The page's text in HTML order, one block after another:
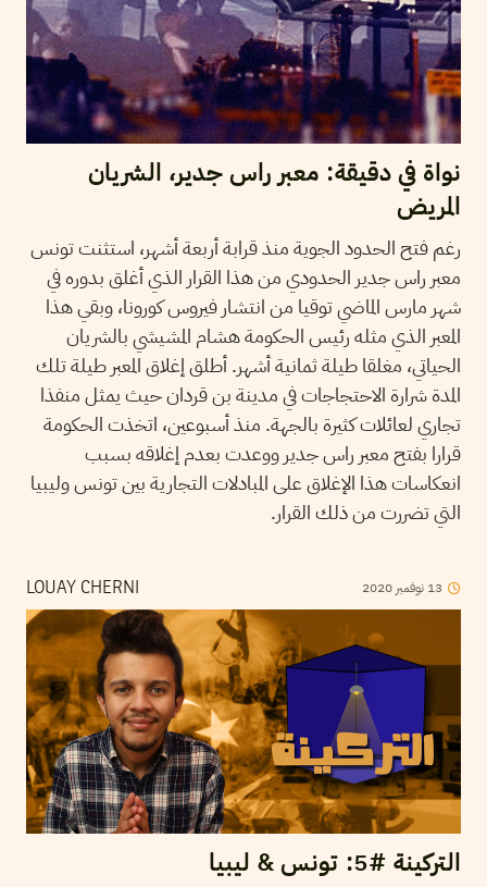
نواة في دقيقة: معبر راس جدير، الشريان
المريض
رغم فتح الحدود الجوية منذ قرابة أربعة أشهر، استثنت تونس
معبر راس جدير الحدودي من هذا القرار الذي أغلق بدوره في
شهر مارس الماضي توقيا من انتشار فيروس كورونا، وبقي هذا
المعبر الذي مثله رئيس الحكومة هشام المشيشي بالشريان
الحياتي، مغلقا طيلة ثمانية أشهر. أطلق إغلاق المعبر طيلة تلك
المدة شرارة الاحتجاجات في مدينة بن قردان حيث يمثل منفذا
تجاري لعائلات كثيرة بالجهة. منذ أسبوعين، اتخذت الحكومة
قرارا بفتح معبر راس جدير ووعدت بعدم إغلاقه بسبب
انعكاسات هذا الإغلاق على المبادلات التجارية بين تونس وليبيا
التي تضررت من ذلك القرار.
LOUAY CHERNI 13 نوفمبر 2020
التركينة #5: تونس & ليبيا